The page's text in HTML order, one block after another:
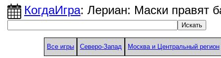
КогдаИгра: Лериан: Маски правят
Все игры Северо-Запад Москва и Центральный регион